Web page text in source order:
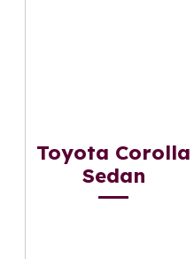
Toyota Corolla
Sedan